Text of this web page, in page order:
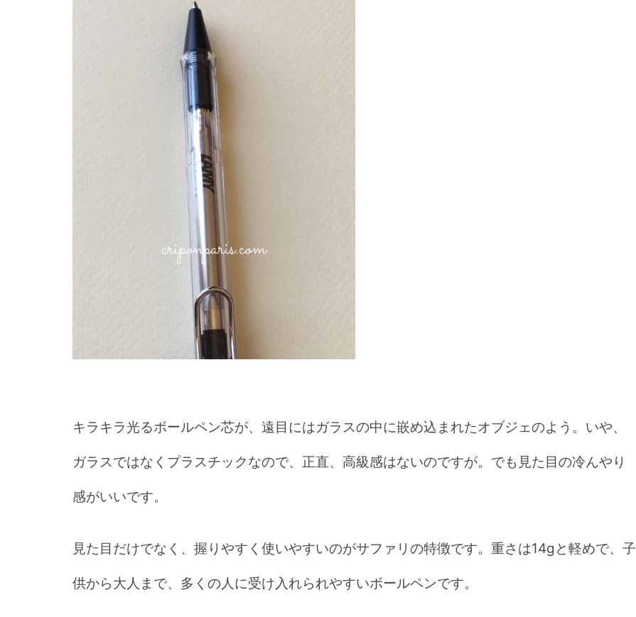
キラキラ光るボールペン芯が、遠目にはガラスの中に嵌め込まれたオブジェのよう。いや、
ガラスではなくプラスチックなので、正直、高級感はないのですが。でも見た目の冷んやり
感がいいです。
見た目だけでなく、握りやすく使いやすいのがサファリの特徴です。重さは14gと軽めで、子
供から大人まで、多くの人に受け入れられやすいボールペンです。